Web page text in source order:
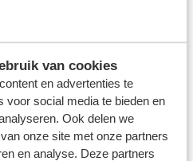
van cookies
en advertenties te
voor social media te bieden en
Ook delen we
onze site met onze partners
en analyse. Deze partners